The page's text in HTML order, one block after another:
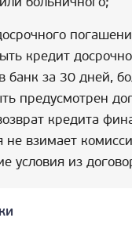
кредит
банк за 30 дней,
предусмотрен
кредита
не взимает
условия из